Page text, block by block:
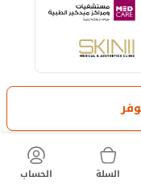
السلة الحساب